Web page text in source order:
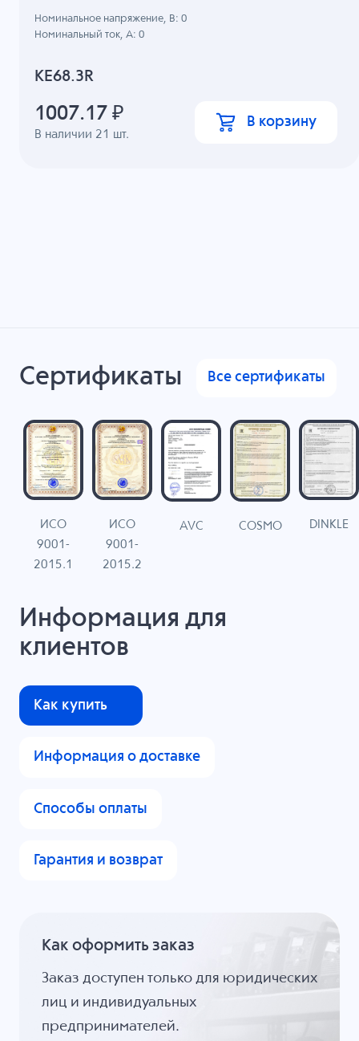
KE68.3R
В наличии 21 шт.
Номинальное напряжение, B: 0
Номинальный ток, А: 0
1007.17 ₽ В корзину
Сертификаты Все сертификаты
ИСО
9001-
2015.1
ИСО
9001-
2015.2
AVC COSMO DINKLE
Информация для
клиентов
Как купить
Информация о доставке
Способы оплаты
Гарантия и возврат
Как оформить заказ
Заказ доступен только для юридических
лиц и индивидуальных
предпринимателей.